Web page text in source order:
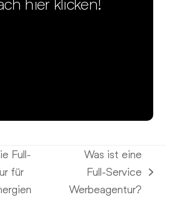
Full-
für
Nächster
Beitrag:
Was ist eine
Full-Service
Werbeagentur?